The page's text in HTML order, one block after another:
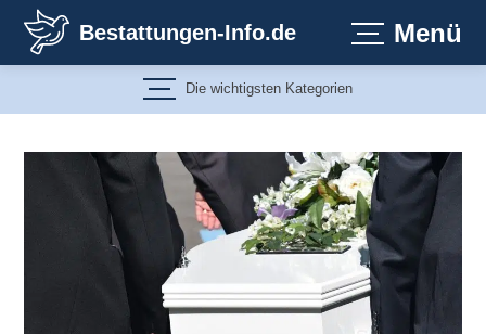
Inhalt
springen
Bestattungen-Info.de Menü
Die wichtigsten Kategorien